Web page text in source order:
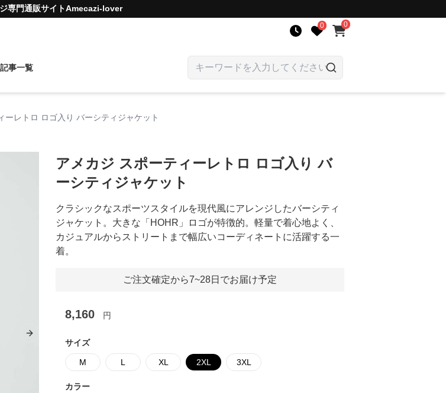
専門通販サイトAmecazi-lover
0 0
記事一覧
ーレトロ ロゴ入り バーシティジャケット
Next slide
アメカジ スポーティーレトロ ロゴ入り バ
ーシティジャケット
クラシックなスポーツスタイルを現代風にアレンジしたバーシティ
ジャケット。大きな「HOHR」ロゴが特徴的。軽量で着心地よく、
カジュアルからストリートまで幅広いコーディネートに活躍する一
着。
ご注文確定から7~28日でお届け予定
8,160 円
サイズ
M L XL 2XL 3XL
カラー